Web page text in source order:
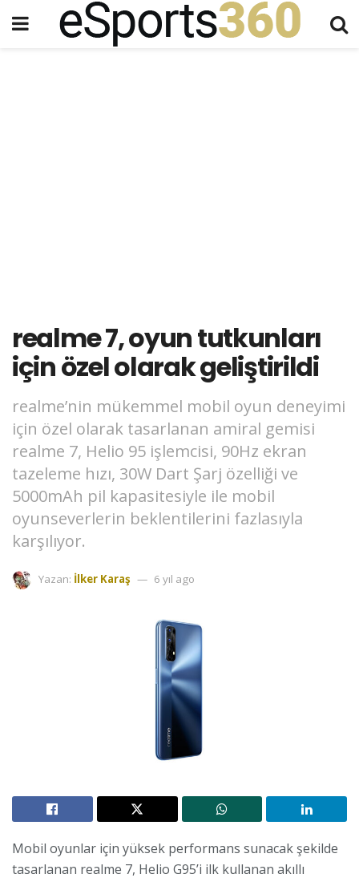
realme 7, oyun tutkunları
için özel olarak geliştirildi
realme’nin mükemmel mobil oyun deneyimi
için özel olarak tasarlanan amiral gemisi
realme 7, Helio 95 işlemcisi, 90Hz ekran
tazeleme hızı, 30W Dart Şarj özelliği ve
5000mAh pil kapasitesiyle ile mobil
oyunseverlerin beklentilerini fazlasıyla
karşılıyor.
Yazan: İlker Karaş 6 yıl ago
Mobil oyunlar için yüksek performans sunacak şekilde
tasarlanan realme 7, Helio G95’i ilk kullanan akıllı